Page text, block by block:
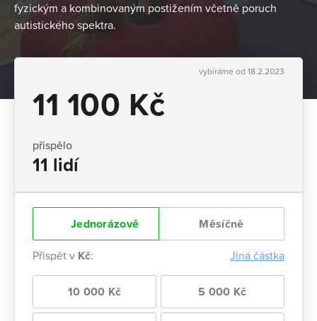
fyzickým a kombinovaným postižením včetně poruch
autistického spektra.
vybíráme od 18.2.2023
11 100 Kč
přispělo
11 lidí
Jednorázově Měsíčně
Přispět v Kč: Jiná částka
10 000 Kč 5 000 Kč